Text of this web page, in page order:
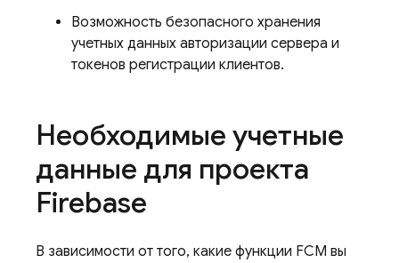
Возможность безопасного хранения
учетных данных авторизации сервера и
токенов регистрации клиентов.
Необходимые учетные
данные для проекта
Firebase
В зависимости от того, какие функции FCM вы